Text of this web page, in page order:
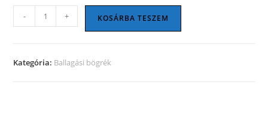
Ballagási
bögre
mennyiség
- + KOSÁRBA TESZEM
Kategória: Ballagási bögrék